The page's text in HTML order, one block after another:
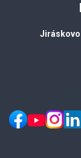
Jiráskovo